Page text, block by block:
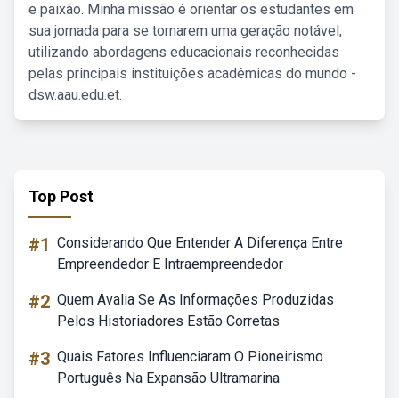
e paixão. Minha missão é orientar os estudantes em
sua jornada para se tornarem uma geração notável,
utilizando abordagens educacionais reconhecidas
pelas principais instituições acadêmicas do mundo -
dsw.aau.edu.et.
Top Post
#1 Considerando Que Entender A Diferença Entre
Empreendedor E Intraempreendedor
#2 Quem Avalia Se As Informações Produzidas
Pelos Historiadores Estão Corretas
#3 Quais Fatores Influenciaram O Pioneirismo
Português Na Expansão Ultramarina